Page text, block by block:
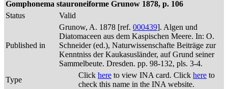
Gomphonema stauroneiforme Grunow 1878, p. 106
Status
Valid
Published in
Grunow, A. 1878 [ref. 000439]. Algen und
Diatomaceen aus dem Kaspischen Meere. In: O.
Schneider (ed.), Naturwissenschafte Beiträge zur
Kenntniss der Kaukasusländer, auf Grund seiner
Sammelbeute. Dresden. pp. 98-132, pls. 3-4.
Type
Click here to view INA card. Click here to
check this name in the INA website.